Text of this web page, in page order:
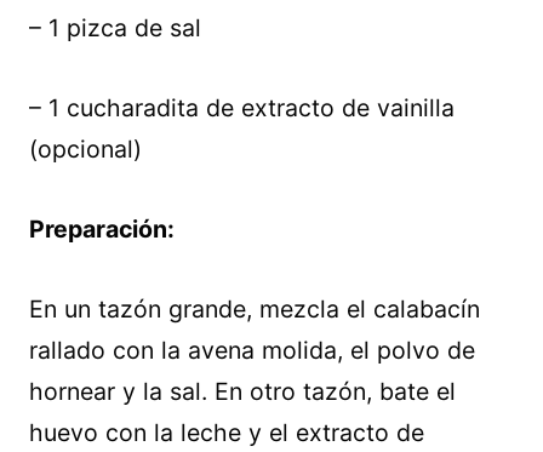
– 1 pizca de sal
– 1 cucharadita de extracto de vainilla
(opcional)
Preparación:
En un tazón grande, mezcla el calabacín
rallado con la avena molida, el polvo de
hornear y la sal. En otro tazón, bate el
huevo con la leche y el extracto de